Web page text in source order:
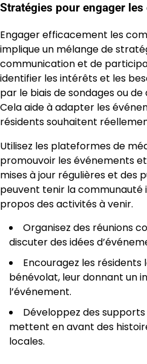
Stratégies pour engager
Engager efficacement les
implique un mélange de
communication et de
identifier les intérêts et les
par le biais de sondages ou
Cela aide à adapter les
résidents souhaitent
Utilisez les plateformes de
promouvoir les événements
mises à jour régulières et des
peuvent tenir la
propos des activités à venir.
Organisez des réunions
discuter des idées
Encouragez les résidents
bénévolat, leur donnant un
l’événement.
Développez des
mettent en avant des
locales.